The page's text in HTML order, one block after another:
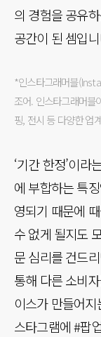
의 경험을 공유
공간이 된 셈입
*인스타그래머블
조어. 인스타그래머블
핑, 전시 등 다양한 업
‘기간 한정’이
에 부합하는 특
영되기 때문에
수 없게 될지도
문 심리를 건드
통해 다른 소비
이스가 만들어
스타그램에 #팝